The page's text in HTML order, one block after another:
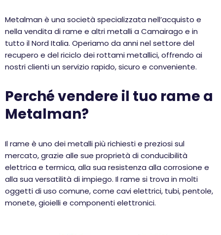
Metalman è una società specializzata nell’acquisto e
nella vendita di rame e altri metalli a Camairago e in
tutto il Nord Italia. Operiamo da anni nel settore del
recupero e del riciclo dei rottami metallici, offrendo ai
nostri clienti un servizio rapido, sicuro e conveniente.
Perché vendere il tuo rame a
Metalman?
Il rame è uno dei metalli più richiesti e preziosi sul
mercato, grazie alle sue proprietà di conducibilità
elettrica e termica, alla sua resistenza alla corrosione e
alla sua versatilità di impiego. Il rame si trova in molti
oggetti di uso comune, come cavi elettrici, tubi, pentole,
monete, gioielli e componenti elettronici.